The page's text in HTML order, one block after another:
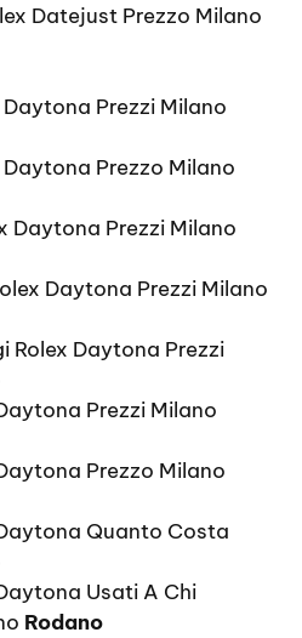
Datejust Prezzo Milano
Prezzi Milano
Prezzo Milano
Daytona Prezzi Milano
Daytona Prezzi Milano
Rolex Daytona Prezzi
Prezzi Milano
Prezzo Milano
Quanto Costa
Usati A Chi
Rodano